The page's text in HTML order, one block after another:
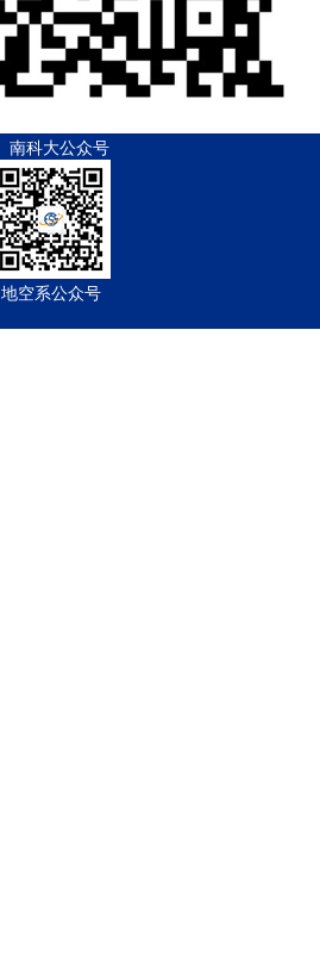
南科大公众号
地空系公众号